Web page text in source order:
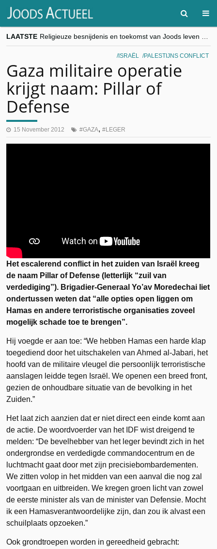
LAATSTE
“Besnijdenisdebat toont hoe moeilijk seculiere Westen minderheden begrijpt”, Jinnih Beels (Vooruit)
CITYTRIP | ROEMENIË – Boekarest: de verrassing van Oost-Europa
ISRAËL PALESTIJNS CONFLICT
Gaza militaire operatie
krijgt naam: Pillar of
Defense
15 November 2012 GAZA, LEGER
Het escalerend conflict in het zuiden van Israël kreeg
de naam Pillar of Defense (letterlijk “zuil van
verdediging”). Brigadier-Generaal Yo’av Moredechai liet
ondertussen weten dat “alle opties open liggen om
Hamas en andere terroristische organisaties zoveel
mogelijk schade toe te brengen”.
Hij voegde er aan toe: “We hebben Hamas een harde klap
toegediend door het uitschakelen van Ahmed al-Jabari, het
hoofd van de militaire vleugel die persoonlijk terroristische
aanslagen leidde tegen Israël. We openen een breed front,
gezien de onhoudbare situatie van de bevolking in het
Zuiden.”
Het laat zich aanzien dat er niet direct een einde komt aan
de actie. De woordvoerder van het IDF wist dreigend te
melden: “De bevelhebber van het leger bevindt zich in het
ondergrondse en verdedigde commandocentrum en de
luchtmacht gaat door met zijn precisiebombardementen.
We zitten volop in het midden van een aanval die nog zal
voortgaan en uitbreiden. We kregen groen licht van zowel
de eerste minister als van de minister van Defensie. Mocht
ik een Hamasverantwoordelijke zijn, dan zou ik alvast een
schuilplaats opzoeken.”
Ook grondtroepen worden in gereedheid gebracht: